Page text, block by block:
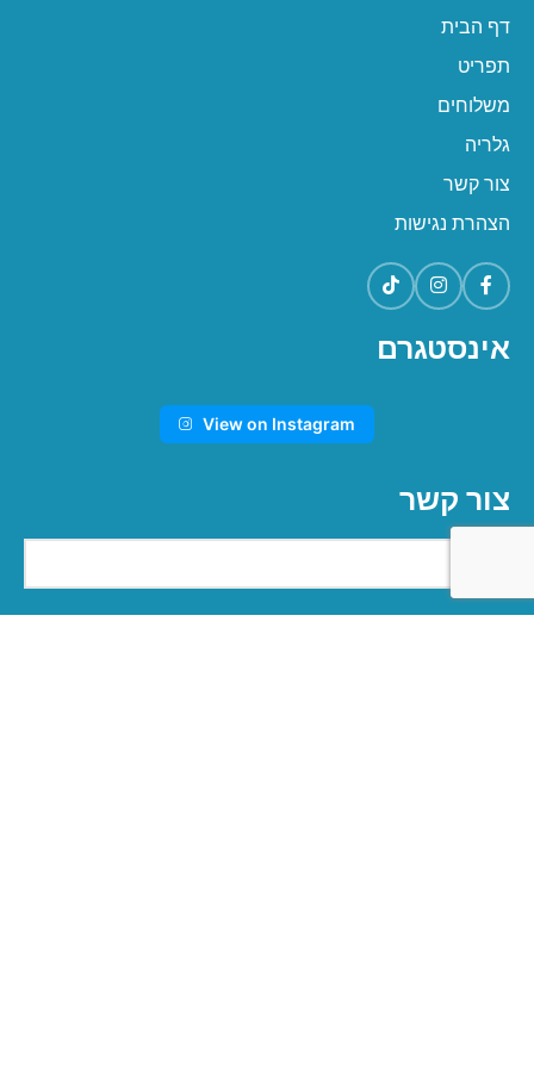
דף הבית
תפריט
משלוחים
גלריה
צור קשר
הצהרת נגישות
אינסטגרם
View on Instagram
צור קשר